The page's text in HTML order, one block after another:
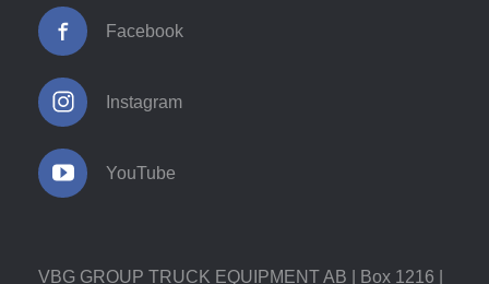
Facebook
Instagram
YouTube
VBG GROUP TRUCK EQUIPMENT AB | Box 1216 |